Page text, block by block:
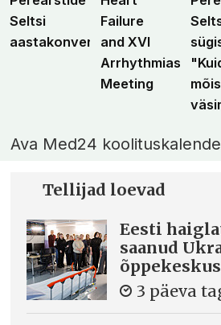
Seltsi
aastakonverents
Failure
and XVI
Arrhythmias
Meeting
Ava Med24
Tellijad loevad
Eesti
saanud
3 päeva